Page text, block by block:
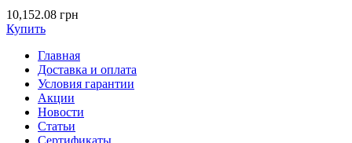
10,152.08 грн
Купить
Главная
Доставка и оплата
Условия гарантии
Акции
Новости
Статьи
Сертификаты